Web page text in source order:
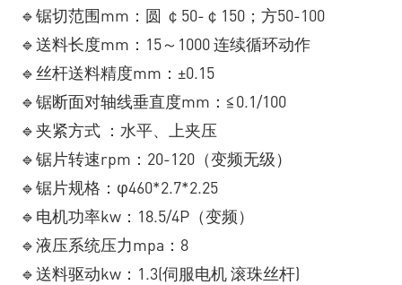
🔹锯切范围mm：圆 ￠50-￠150；方50-100
🔹送料长度mm：15～1000 连续循环动作
🔹丝杆送料精度mm：±0.15
🔹锯断面对轴线垂直度mm：≦0.1/100
🔹夹紧方式 ：水平、上夹压
🔹锯片转速rpm：20-120（变频无级）
🔹锯片规格：φ460*2.7*2.25
🔹电机功率kw：18.5/4P（变频）
🔹液压系统压力mpa：8
🔹送料驱动kw：1.3(伺服电机 滚珠丝杆)